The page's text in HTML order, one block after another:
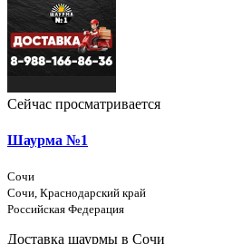
Сейчас просматривается
Шаурма №1
Сочи
Сочи, Краснодарский край
Российская Федерация
Доставка шаурмы в Сочи